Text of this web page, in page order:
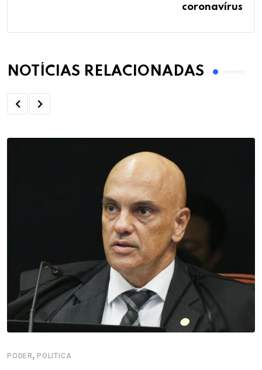
coronavírus
NOTÍCIAS RELACIONADAS
PODER, POLITICA